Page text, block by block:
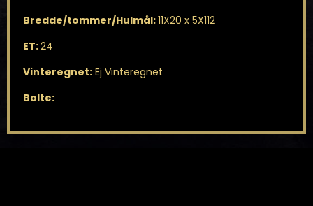
Bredde/tommer/Hulmål:11X20 x 5X112
ET:24
Vinteregnet:Ej Vinteregnet
Bolte: